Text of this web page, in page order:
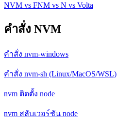
NVM vs FNM vs N vs Volta
คำสั่ง NVM
คำสั่ง nvm-windows
คำสั่ง nvm-sh (Linux/MacOS/WSL)
nvm ติดตั้ง node
nvm สลับเวอร์ชัน node